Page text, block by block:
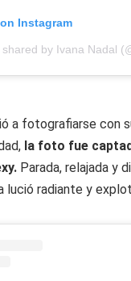
Instagram
shared by Ivana Nadal
a fotografiarse con
la foto fue
Parada, relajada y
lució radiante y